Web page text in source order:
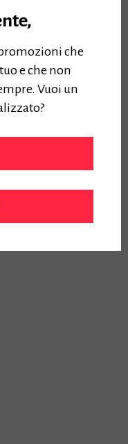
che
e che non
Vuoi un